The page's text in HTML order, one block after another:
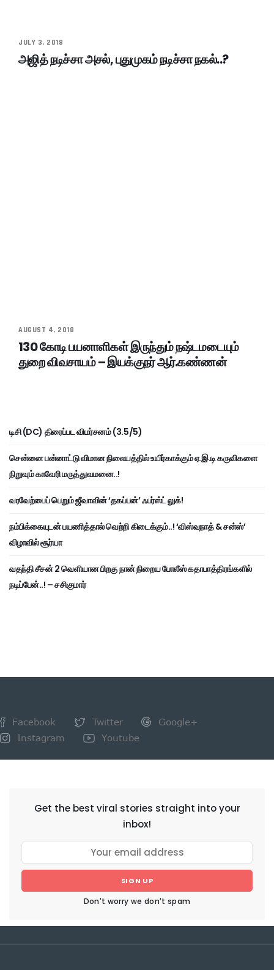
JULY 3, 2018
அஜித் நடிச்சா அசல், புதுமுகம் நடிச்சா நகல்..?
AUGUST 4, 2018
130 கோடி பயனாளிகள் இருந்தும் நஷ்டமடையும்
துறை விவசாயம் – இயக்குநர் ஆர்.கண்ணன்
டிசி (DC) திரைப்பட விமர்சனம் (3.5/5)
சென்னை பன்னாட்டு விமான நிலையத்தில் உயிர்காக்கும் ஏ.இ.டி கருவிகளை
நிறுவும் காவேரி மருத்துவமனை..!
வரவேற்பைப் பெறும் ஜீவாவின் ‘தகப்பன்’ ஃபர்ஸ்ட் லுக்!
நம்பிக்கையுடன் பயணித்தால் வெற்றி கிடைக்கும்..! ‘விஸ்வநாத் & சன்ஸ்’
விழாவில் சூர்யா
வதந்தி சீசன் 2 வெளியான பிறகு நான் நிறைய போலீஸ் கதாபாத்திரங்களில்
நடிப்பேன்..! – சசிகுமார்
Facebook Twitter
Google+
Instagram
Youtube
Get the best viral stories straight into your
inbox!
SIGN UP
Don't worry we don't spam